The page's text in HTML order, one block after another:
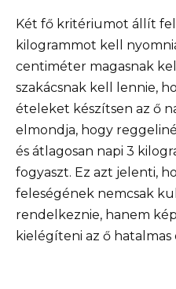
Két fő kritériumot állít
kilogrammot kell
centiméter magasnak
szakácsnak kell lennie,
ételeket készítsen az ő
elmondja, hogy
és átlagosan napi 3
fogyaszt. Ez azt jelenti,
feleségének nemcsak
rendelkeznie, hanem
kielégíteni az ő hatalmas